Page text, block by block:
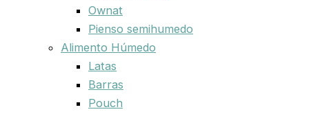
Ownat
Pienso semihumedo
Alimento Húmedo
Latas
Barras
Pouch